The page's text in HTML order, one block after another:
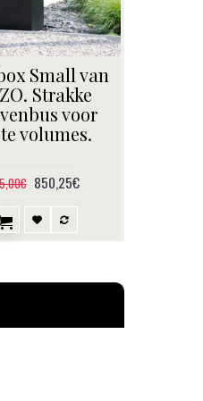
Small van
Strakke
voor
volumes.
850,25€